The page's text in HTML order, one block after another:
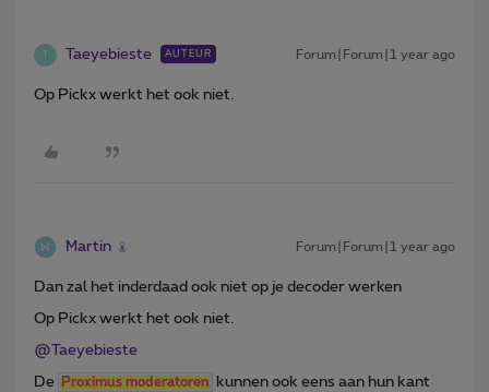
Taeyebieste AUTEUR Forum|Forum|1 year ago
Op Pickx werkt het ook niet.
Martin Forum|Forum|1 year ago
Dan zal het inderdaad ook niet op je decoder werken
Op Pickx werkt het ook niet.
@Taeyebieste
De Proximus moderatoren kunnen ook eens aan hun kant